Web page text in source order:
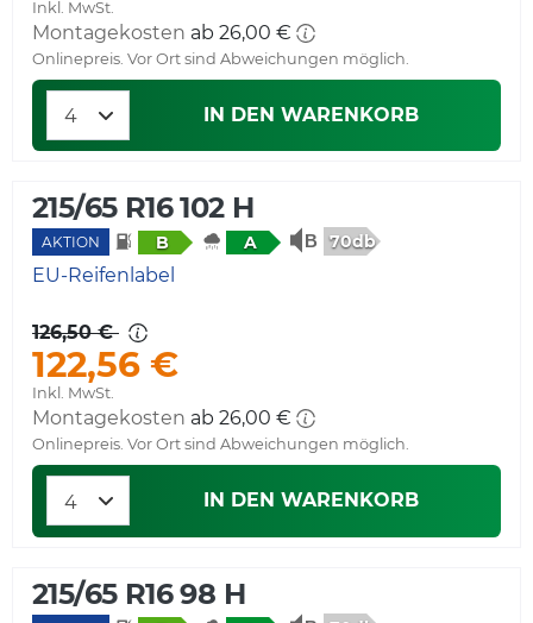
Inkl. MwSt.
Montagekosten
Onlinepreis. Vor Ort sind Abweichungen möglich.
IN DEN WARENKORB
215/65 R16 102 H
AKTION B A 70db
EU-Reifenlabel
126,50 €
122,56 €
Inkl. MwSt.
Montagekosten
Onlinepreis. Vor Ort sind Abweichungen möglich.
IN DEN WARENKORB
215/65 R16 98 H